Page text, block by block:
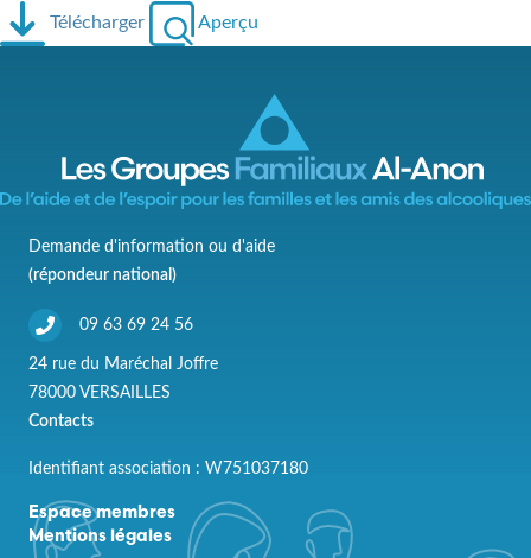
Télécharger Aperçu
Demande d'information ou d'aide
(répondeur national)
09 63 69 24 56
24 rue du Maréchal Joffre
78000 VERSAILLES
Contacts
Identifiant association : W751037180
Espace membres
Mentions légales